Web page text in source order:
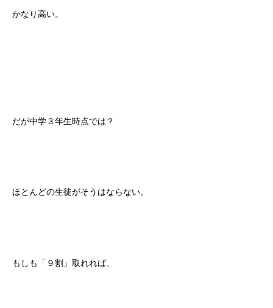
かなり高い。
だが中学３年生時点では？
ほとんどの生徒がそうはならない。
もしも「９割」取れれば、